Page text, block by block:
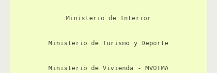
Ministerio de Interior
Ministerio de Turismo y Deporte
Ministerio de Vivienda - MVOTMA